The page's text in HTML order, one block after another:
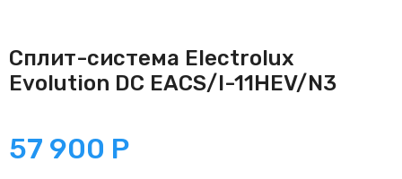
Сплит-система Electrolux
Evolution DC EACS/I-11HEV/N3
57 900 Р